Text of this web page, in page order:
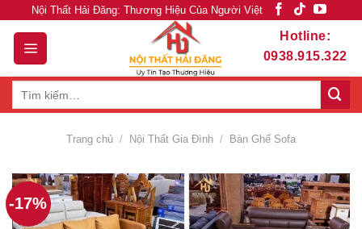
content
Nội Thất Hải Đăng: Thương Hiệu Của Người Việt
Hotline:
0938.915.322
Trang chủ / Nội Thất Gia Đình / Bàn Ghế Sofa
-17%